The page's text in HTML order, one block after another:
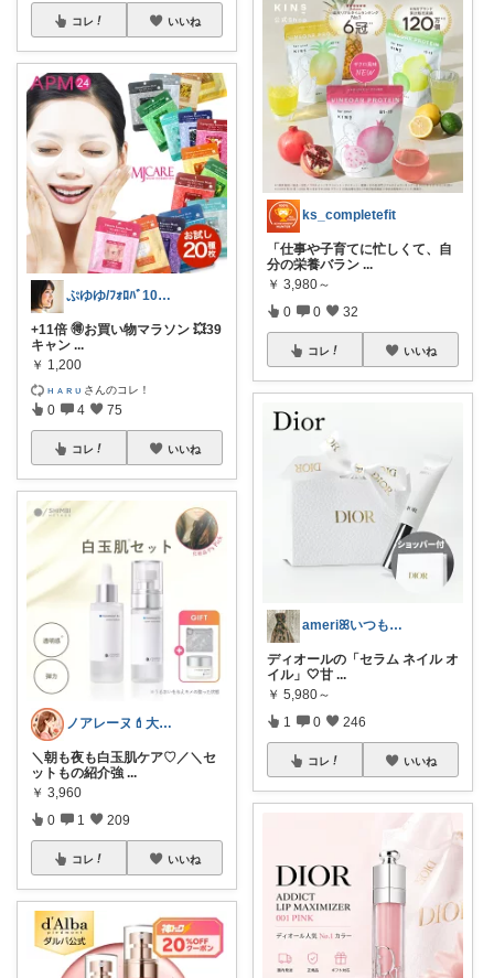
コレ いいね
ぷゆゆ/ﾌｫﾛﾊﾞ100 ♡から経由購入
+11倍 🉐お買い物マラソン 💥39
キャン ...
￥ 1,200
ʜ ᴀ ʀ ᴜ さんのコレ！
0 4 75
コレ いいね
ノアレーヌ💄大人ゆる美容
＼朝も夜も白玉肌ケア♡／＼セ
ットもの紹介強 ...
￥ 3,960
0 1 209
コレ いいね
ks_completefit
「仕事や子育てに忙しくて、自
分の栄養バラン ...
￥ 3,980～
0 0 32
コレ いいね
ameriꕤいつもありがとう
ディオールの「セラム ネイル オ
イル」🤍甘 ...
￥ 5,980～
1 0 246
コレ いいね